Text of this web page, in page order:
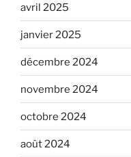
avril 2025
janvier 2025
décembre 2024
novembre 2024
octobre 2024
août 2024